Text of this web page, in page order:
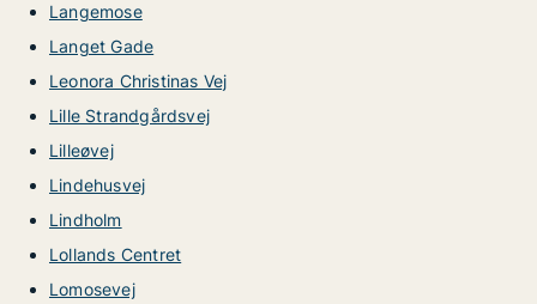
Langemose
Langet Gade
Leonora Christinas Vej
Lille Strandgårdsvej
Lilleøvej
Lindehusvej
Lindholm
Lollands Centret
Lomosevej